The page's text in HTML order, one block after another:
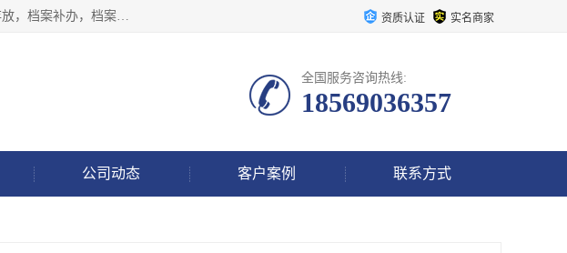
长沙毕业帮人力资源咨询有限责任公司是一家拥有8年多经验的人事服务代理机构。主要的服务有：档案存放，档案补办，档案激活，档案查询，档案查找，档案托管，档案调取，档案异地代办，档案异常处理 等；提供毕业档案处理、人事档案服务、商务代理代办、个人档案等服务，同时办事过程全程与客户沟通，确保真实、安全、可靠！ 资质认证 实名商家
全国服务咨询热线:
18569036357
公司动态 客户案例 联系方式